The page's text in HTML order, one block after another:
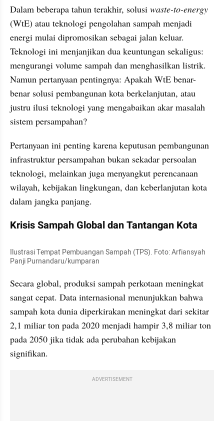
Dalam beberapa tahun terakhir, solusi waste-to-energy
(WtE) atau teknologi pengolahan sampah menjadi
energi mulai dipromosikan sebagai jalan keluar.
Teknologi ini menjanjikan dua keuntungan sekaligus:
mengurangi volume sampah dan menghasilkan listrik.
Namun pertanyaan pentingnya: Apakah WtE benar-
benar solusi pembangunan kota berkelanjutan, atau
justru ilusi teknologi yang mengabaikan akar masalah
sistem persampahan?
Pertanyaan ini penting karena keputusan pembangunan
infrastruktur persampahan bukan sekadar persoalan
teknologi, melainkan juga menyangkut perencanaan
wilayah, kebijakan lingkungan, dan keberlanjutan kota
dalam jangka panjang.
Krisis Sampah Global dan Tantangan Kota
Ilustrasi Tempat Pembuangan Sampah (TPS). Foto: Arfiansyah
Panji Purnandaru/kumparan
Secara global, produksi sampah perkotaan meningkat
sangat cepat. Data internasional menunjukkan bahwa
sampah kota dunia diperkirakan meningkat dari sekitar
2,1 miliar ton pada 2020 menjadi hampir 3,8 miliar ton
pada 2050 jika tidak ada perubahan kebijakan
signifikan.
ADVERTISEMENT